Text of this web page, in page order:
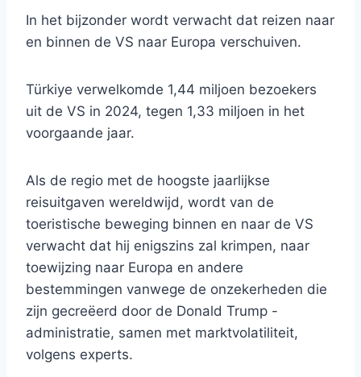
In het bijzonder wordt verwacht dat reizen naar
en binnen de VS naar Europa verschuiven.
Türkiye verwelkomde 1,44 miljoen bezoekers
uit de VS in 2024, tegen 1,33 miljoen in het
voorgaande jaar.
Als de regio met de hoogste jaarlijkse
reisuitgaven wereldwijd, wordt van de
toeristische beweging binnen en naar de VS
verwacht dat hij enigszins zal krimpen, naar
toewijzing naar Europa en andere
bestemmingen vanwege de onzekerheden die
zijn gecreëerd door de Donald Trump -
administratie, samen met marktvolatiliteit,
volgens experts.